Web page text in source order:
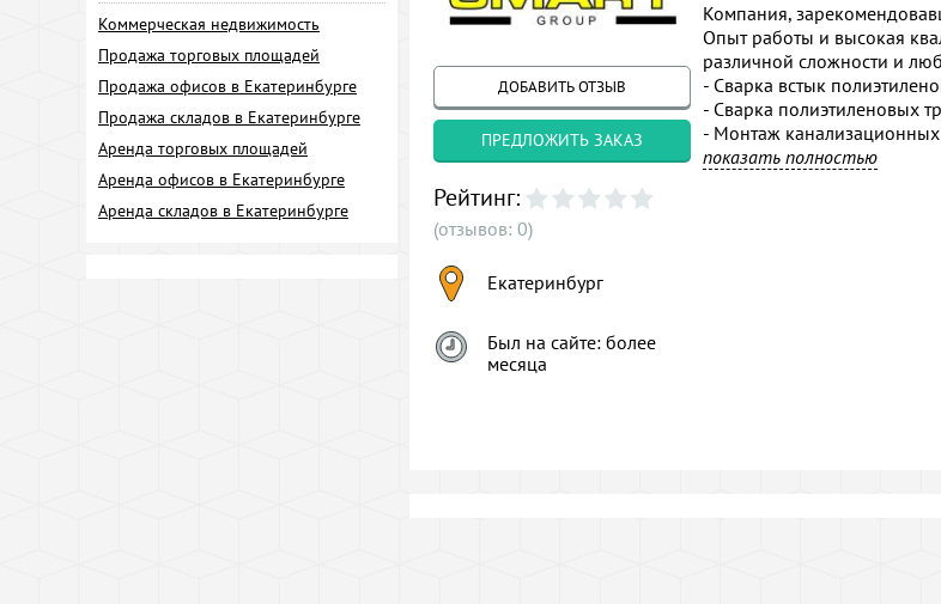
Коммерческая недвижимость
Продажа торговых площадей
Продажа офисов в Екатеринбурге
Продажа складов в Екатеринбурге
Аренда торговых площадей
Аренда офисов в Екатеринбурге
Аренда складов в Екатеринбурге
ДОБАВИТЬ ОТЗЫВ
ПРЕДЛОЖИТЬ ЗАКАЗ
Рейтинг:
(отзывов: 0)
Екатеринбург
Был на сайте: более
месяца
Компания,
Опыт работы и высокая
различной сложности и
- Сварка встык
- Сварка полиэтиленовых
- Монтаж канализационных
- Производство земляных
показать полностью